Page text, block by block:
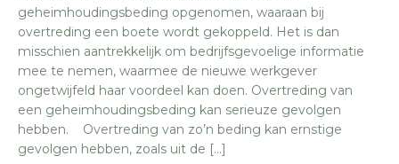
geheimhoudingsbeding opgenomen, waaraan bij
overtreding een boete wordt gekoppeld. Het is dan
misschien aantrekkelijk om bedrijfsgevoelige informatie
mee te nemen, waarmee de nieuwe werkgever
ongetwijfeld haar voordeel kan doen. Overtreding van
een geheimhoudingsbeding kan serieuze gevolgen
hebben. Overtreding van zo’n beding kan ernstige
gevolgen hebben, zoals uit de […]